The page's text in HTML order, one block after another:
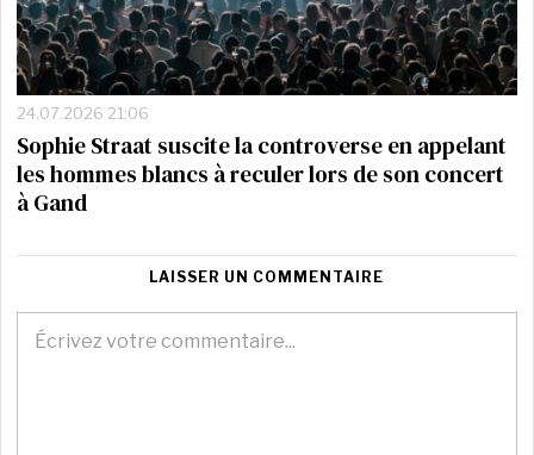
24.07.2026 21:06
Sophie Straat suscite la controverse en appelant
les hommes blancs à reculer lors de son concert
à Gand
LAISSER UN COMMENTAIRE